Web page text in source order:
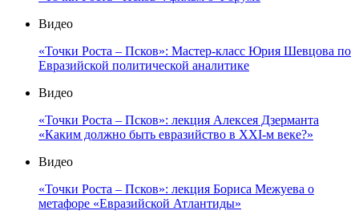
Видео
«Точки Роста – Псков»: Мастер-класс Юрия Шевцова по
Евразийской политической аналитике
Видео
«Точки Роста – Псков»: лекция Алексея Дзерманта
«Каким должно быть евразийство в XXI-м веке?»
Видео
«Точки Роста – Псков»: лекция Бориса Межуева о
метафоре «Евразийской Атлантиды»